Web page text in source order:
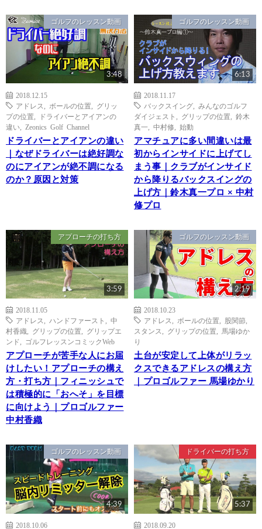
ゴルフのレッスン動画
3:48
2018.12.15
アドレス
ボールの位置
グリッ
プの位置
ドライバーとアイアンの
違い
Zeonics Golf Channel
ドライバーとアイアンの違い
｜なぜドライバーは絶好調な
のにアイアンが絶不調になる
のか？原因と対策
ゴルフのレッスン動画
6:13
2018.11.17
バックスイング
みんなのゴルフ
ダイジェスト
グリップの位置
鈴木
真一
中村修 始動
アマチュアに多い間違いは最
初からインサイドに上げてし
まう事｜クラブがインサイド
から降りるバックスイングの
上げ方｜鈴木真一プロ × 中村
修プロ
アプローチの打ち方
3:59
2018.11.05
アドレス
ハンドファースト
中
村香織
グリップの位置
グリップエ
ンド
ゴルフレッスンコミックWeb
アプローチが苦手な人にお届
けしたい！アプローチの構え
方・打ち方｜フィニッシュで
は積極的に「おへそ」を目標
に向けよう｜プロゴルファー
中村香織
ゴルフのレッスン動画
2:19
2018.10.23
アドレス
ボールの位置 股関節
スタンス
グリップの位置
馬場ゆか
り
土台が安定して上体がリラッ
クスできるアドレスの構え方
｜プロゴルファー 馬場ゆかり
ゴルフのレッスン動画
4:39
2018.10.06
ドライバーの打ち方
5:37
2018.09.20